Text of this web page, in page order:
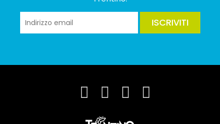
ISCRIVITI